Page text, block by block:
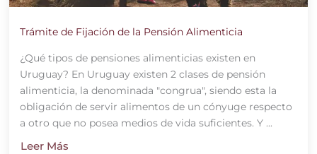
Trámite de Fijación de la Pensión Alimenticia
¿Qué tipos de pensiones alimenticias existen en
Uruguay? En Uruguay existen 2 clases de pensión
alimenticia, la denominada "congrua", siendo esta la
obligación de servir alimentos de un cónyuge respecto
a otro que no posea medios de vida suficientes. Y ...
Leer Más